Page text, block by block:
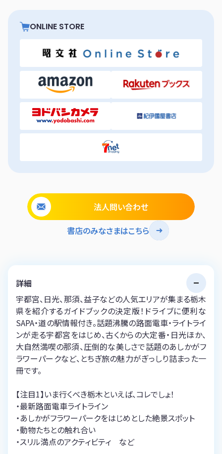
ONLINE STORE
法人問い合わせ
書店のみなさまはこちら
詳細
宇都宮、日光、那須、益子などの人気エリアが集まる栃木
県を紹介するガイドブックの決定版！ドライブに便利な
SAPA・道の駅情報付き。話題沸騰の路面電車・ライトライ
ンが走る宇都宮をはじめ、古くからの大定番・日光ほか、
大自然満喫の那須、圧倒的な美しさで話題のあしかがフ
ラワーパークなど、とちぎ旅の魅力がぎっしり詰まった一
冊です。
【注目1】いま行くべき栃木といえば、コレでしょ！
・最新路面電車ライトライン
・あしかがフラワーパークをはじめとした絶景スポット
・動物たちとの触れ合い
・スリル満点のアクティビティ など